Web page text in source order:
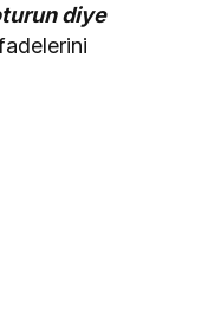
diye